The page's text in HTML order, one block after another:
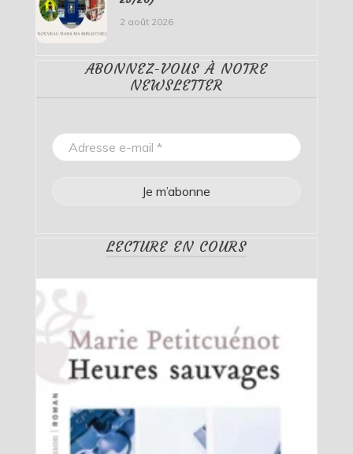
2 août 2026
ABONNEZ-VOUS À NOTRE
NEWSLETTER
LECTURE EN COURS